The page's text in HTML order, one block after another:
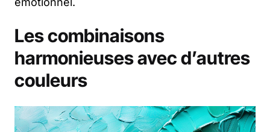
Les combinaisons
harmonieuses avec d’autres
couleurs